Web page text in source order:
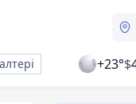
+23°$